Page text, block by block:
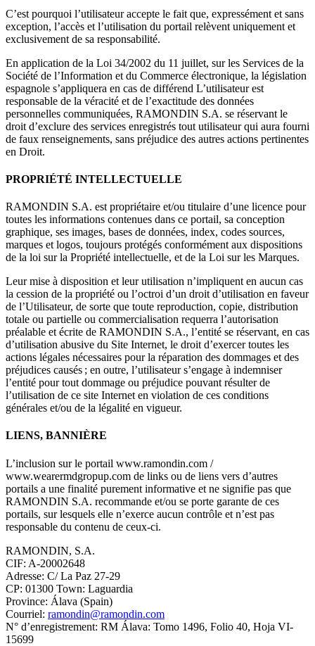
C’est pourquoi l’utilisateur accepte le fait que, expressément et sans
exception, l’accès et l’utilisation du portail relèvent uniquement et
exclusivement de sa responsabilité.
En application de la Loi 34/2002 du 11 juillet, sur les Services de la
Société de l’Information et du Commerce électronique, la législation
espagnole s’appliquera en cas de différend L’utilisateur est
responsable de la véracité et de l’exactitude des données
personnelles communiquées, RAMONDIN S.A. se réservant le
droit d’exclure des services enregistrés tout utilisateur qui aura fourni
de faux renseignements, sans préjudice des autres actions pertinentes
en Droit.
PROPRIÉTÉ INTELLECTUELLE
RAMONDIN S.A. est propriétaire et/ou titulaire d’une licence pour
toutes les informations contenues dans ce portail, sa conception
graphique, ses images, bases de données, index, codes sources,
marques et logos, toujours protégés conformément aux dispositions
de la loi sur la Propriété intellectuelle, et de la Loi sur les Marques.
Leur mise à disposition et leur utilisation n’impliquent en aucun cas
la cession de la propriété ou l’octroi d’un droit d’utilisation en faveur
de l’Utilisateur, de sorte que toute reproduction, copie, distribution
totale ou partielle ou commercialisation requerra l’autorisation
préalable et écrite de RAMONDIN S.A., l’entité se réservant, en cas
d’utilisation abusive du Site Internet, le droit d’exercer toutes les
actions légales nécessaires pour la réparation des dommages et des
préjudices causés ; en outre, l’utilisateur s’engage à indemniser
l’entité pour tout dommage ou préjudice pouvant résulter de
l’utilisation de ce site Internet en violation de ces conditions
générales et/ou de la légalité en vigueur.
LIENS, BANNIÈRE
L’inclusion sur le portail www.ramondin.com /
www.wearermdgropup.com de links ou de liens vers d’autres
portails a une finalité purement informative et ne signifie pas que
RAMONDIN S.A. recommande et/ou se porte garante de ces
portails, sur lesquels elle n’exerce aucun contrôle et n’est pas
responsable du contenu de ceux-ci.
RAMONDIN, S.A.
CIF: A-20002648
Adresse: C/ La Paz 27-29
CP: 01300 Town: Laguardia
Province: Álava (Spain)
Courriel: ramondin@ramondin.com
N° d’enregistrement: RM Álava: Tomo 1496, Folio 40, Hoja VI-
15699